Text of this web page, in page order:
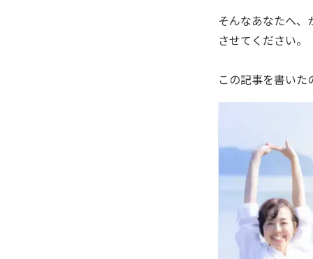
そんなあなたへ
させてください。
この記事を書いた